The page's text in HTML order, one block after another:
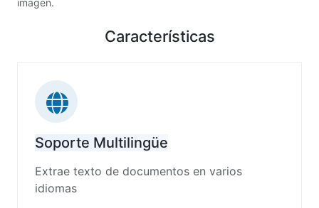
imagen.
Características
Soporte Multilingüe
Extrae texto de documentos en varios
idiomas